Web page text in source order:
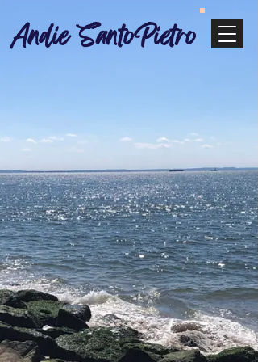
Andie SantoPietro